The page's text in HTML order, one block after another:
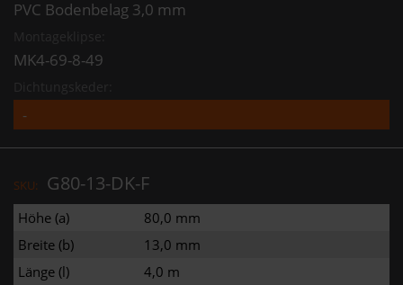
PVC Bodenbelag 3,0 mm
MK4-69-8-49
SKU: G80-13-DK-F
Höhe (a)
80,0 mm
Breite (b)
13,0 mm
Länge (l)
4,0 m